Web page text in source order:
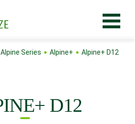
Alpine Series Alpine+ Alpine+ D12
D12